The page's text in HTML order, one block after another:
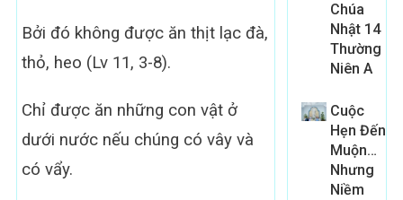
Bởi đó không được ăn thịt lạc đà,
thỏ, heo (Lv 11, 3-8).
Chỉ được ăn những con vật ở
dưới nước nếu chúng có vây và
có vẩy.
Chúa
Nhật 14
Thường
Niên A
Cuộc
Hẹn Đến
Muộn…
Nhưng
Niềm